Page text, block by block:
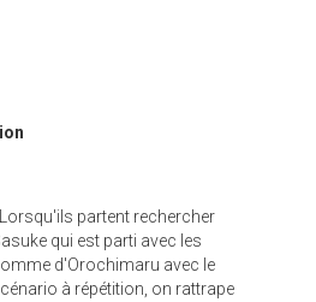
partent rechercher
qui est parti avec les
d'Orochimaru avec le
à répétition, on rattrape